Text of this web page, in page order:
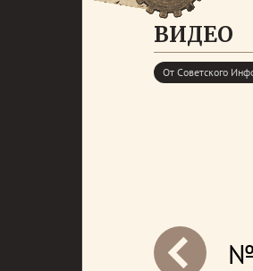
ВИДЕО
От Советского